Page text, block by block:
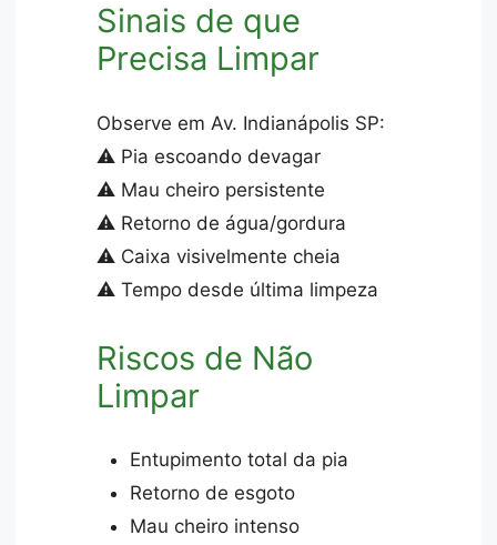
Sinais de que
Precisa Limpar
Observe em Av. Indianápolis SP:
⚠️ Pia escoando devagar
⚠️ Mau cheiro persistente
⚠️ Retorno de água/gordura
⚠️ Caixa visivelmente cheia
⚠️ Tempo desde última limpeza
Riscos de Não
Limpar
Entupimento total da pia
Retorno de esgoto
Mau cheiro intenso